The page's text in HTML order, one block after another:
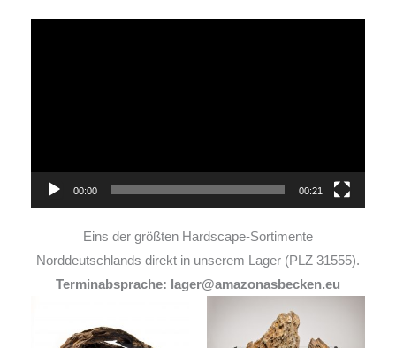
00:00 00:21
Eins der größten Hardscape-Sortimente
Norddeutschlands direkt in unserem Lager (PLZ 31555).
Terminabsprache: lager@amazonasbecken.eu